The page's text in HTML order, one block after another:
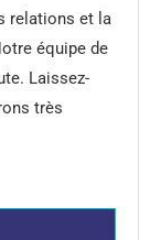
relations et la
équipe de
Laissez-
très